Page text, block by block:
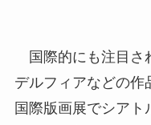
国際的にも注目さ
デルフィアなどの作
国際版画展でシアト